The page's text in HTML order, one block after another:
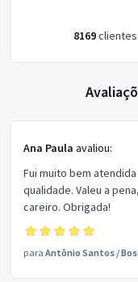
8169clientes
Ana Paula avaliou:
Fui muito bem
qualidade. Valeu a
careiro. Obrigada!
para Antônio Santos /